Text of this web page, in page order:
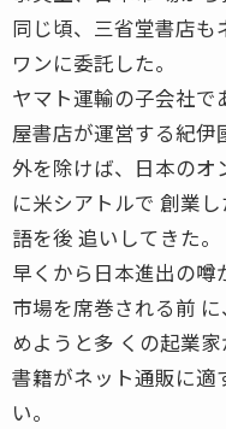
同じ頃、三省堂書店も
ワンに委託した。
ヤマト運輸の子会社で
屋書店が運営する紀伊
外を除けば、日本のオ
に米シアトルで 創業
語を後 追いしてきた。
早くから日本進出の噂
市場を席巻される前
めようと多 くの起業家
書籍がネット通販に適
い。